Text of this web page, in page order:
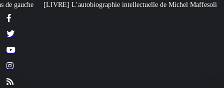
intellectuelle de Michel Maffesoli Pour regagner son influence en